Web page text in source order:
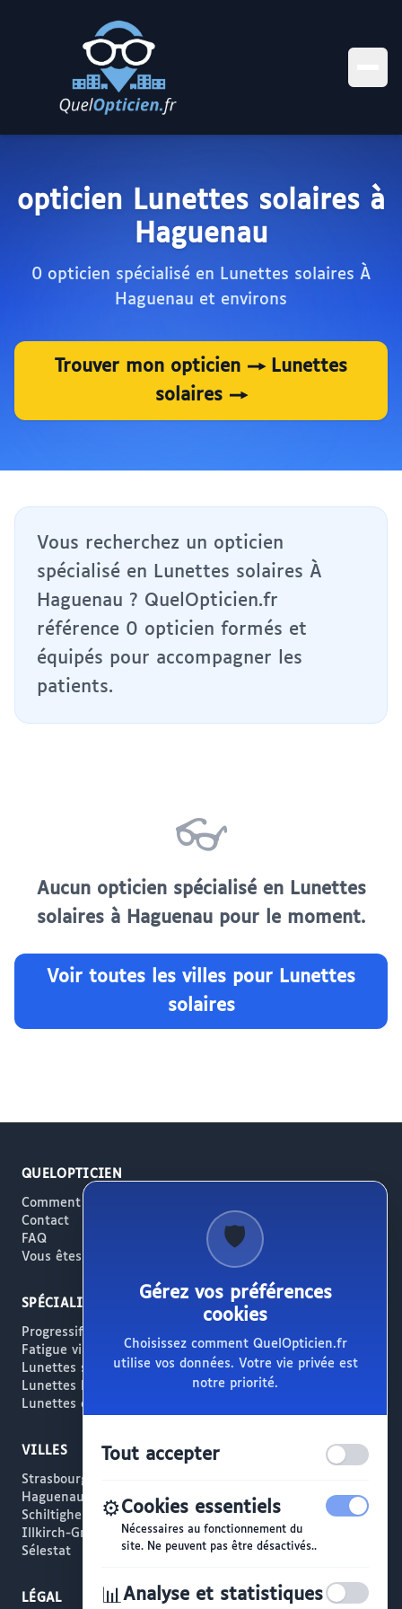
opticien Lunettes solaires à
Haguenau
0 opticien spécialisé en Lunettes solaires À
Haguenau et environs
Trouver mon opticien → Lunettes
solaires →
Vous recherchez un opticien
spécialisé en Lunettes solaires À
Haguenau ? QuelOpticien.fr
référence 0 opticien formés et
équipés pour accompagner les
patients.
👓
Aucun opticien spécialisé en Lunettes
solaires à Haguenau pour le moment.
Voir toutes les villes pour Lunettes
solaires
QUELOPTICIEN
Comment ça marche
Contact
FAQ
Vous êtes opticien ?
SPÉCIALITÉS
Progressifs / Presbytie
Fatigue visuelle / Écrans
Lunettes solaires
Lunettes haut de gamme
Lunettes créateur
VILLES
Strasbourg
Haguenau
Schiltigheim
Illkirch-Graffenstaden
Sélestat
LÉGAL
🛡️
Gérez vos préférences
cookies
Choisissez comment QuelOpticien.fr
utilise vos données. Votre vie privée est
notre priorité.
Tout accepter
⚙️Cookies essentiels
Nécessaires au fonctionnement du
site. Ne peuvent pas être désactivés..
📊Analyse et statistiques